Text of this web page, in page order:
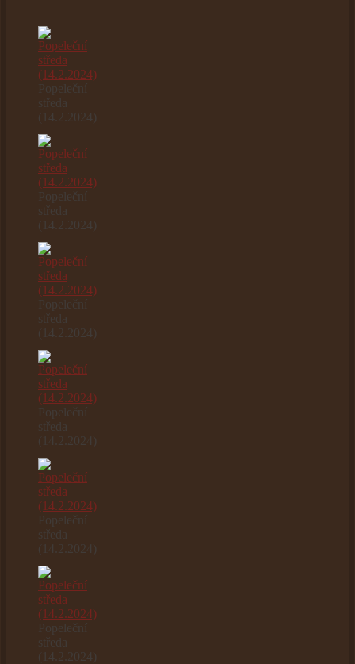
Popeleční
středa
(14.2.2024)
Popeleční
středa
(14.2.2024)
Popeleční
středa
(14.2.2024)
Popeleční
středa
(14.2.2024)
Popeleční
středa
(14.2.2024)
Popeleční
středa
(14.2.2024)